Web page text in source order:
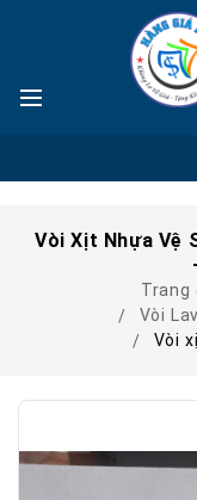
Vòi Xịt Nhựa Vệ
Trang
Vòi
Vòi